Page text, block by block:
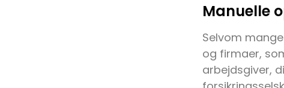
Manuelle
Selvom
og firmaer,
arbejdsgiver,